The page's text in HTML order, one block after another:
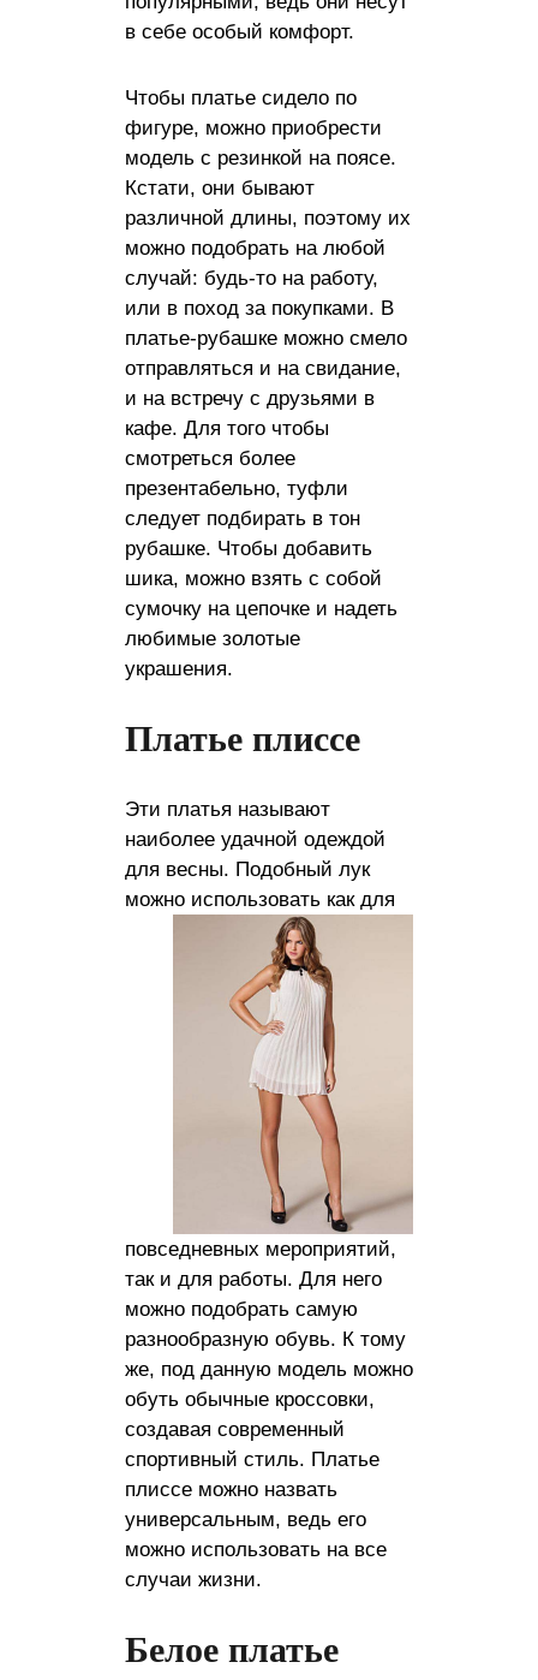
в себе особый комфорт.
Чтобы платье сидело по
фигуре, можно приобрести
модель с резинкой на поясе.
Кстати, они бывают
различной длины, поэтому их
можно подобрать на любой
случай: будь-то на работу,
или в поход за покупками. В
платье-рубашке можно смело
отправляться и на свидание,
и на встречу с друзьями в
кафе. Для того чтобы
смотреться более
презентабельно, туфли
следует подбирать в тон
рубашке. Чтобы добавить
шика, можно взять с собой
сумочку на цепочке и надеть
любимые золотые
украшения.
Платье плиссе
Эти платья называют
наиболее удачной одеждой
для весны. Подобный лук
можно использовать как для
повседневных мероприятий,
так и для работы. Для него
можно подобрать самую
разнообразную обувь. К тому
же, под данную модель можно
обуть обычные кроссовки,
создавая современный
спортивный стиль. Платье
плиссе можно назвать
универсальным, ведь его
можно использовать на все
случаи жизни.
Белое платье